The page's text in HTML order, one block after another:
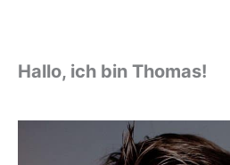
Hallo, ich bin Thomas!